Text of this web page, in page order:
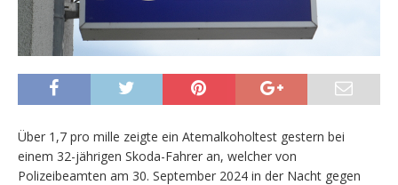
Über 1,7 pro mille zeigte ein Atemalkoholtest gestern bei
einem 32-jährigen Skoda-Fahrer an, welcher von
Polizeibeamten am 30. September 2024 in der Nacht gegen